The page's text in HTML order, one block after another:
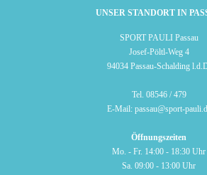
UNSER STANDORT IN
SPORT PAULI Passau
Josef-Pöltl-Weg 4
94034 Passau-Schalding
Tel. 08546 / 479
E-Mail: passau@sport-
Öffnungszeiten
Mo. - Fr. 14:00 - 18:30 Uhr
Sa. 09:00 - 13:00 Uhr